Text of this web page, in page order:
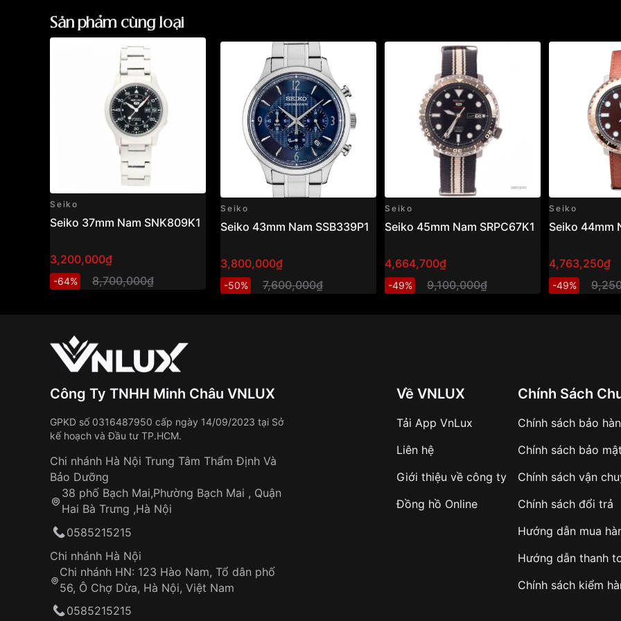
Sản phẩm cùng loại
Seiko
Seiko 37mm Nam SNK809K1
3,200,000₫
-64% 8,700,000₫
Seiko
Seiko 43mm Nam SSB339P1
3,800,000₫
-50% 7,600,000₫
Seiko
Seiko 45mm Nam SRPC67K1
4,664,700₫
-49% 9,100,000₫
Seiko
Seiko 44mm
4,763,250₫
-49%
Công Ty TNHH Minh Châu VNLUX
GPKD số 0316487950 cấp ngày 14/09/2023 tại Sở
kế hoạch và Đầu tư TP.HCM.
Chi nhánh Hà Nội Trung Tâm Thẩm Định Và
Bảo Dưỡng
38 phố Bạch Mai,Phường Bạch Mai , Quận
Hai Bà Trưng ,Hà Nội
0585215215
Chi nhánh Hà Nội
Chi nhánh HN: 123 Hào Nam, Tổ dân phố
56, Ô Chợ Dừa, Hà Nội, Việt Nam
0585215215
Về VNLUX
Tải App VnLux
Liên hệ
Giới thiệu về công ty
Đồng hồ Online
Chính Sách
Chính sách bảo
Chính sách bảo mật
Chính sách vận
Chính sách đổi trả
Hướng dẫn mua
Hướng dẫn thanh
Chính sách kiểm